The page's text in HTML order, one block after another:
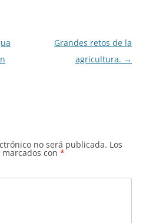
Grandes retos de la
agricultura. →
no será publicada. Los
con *